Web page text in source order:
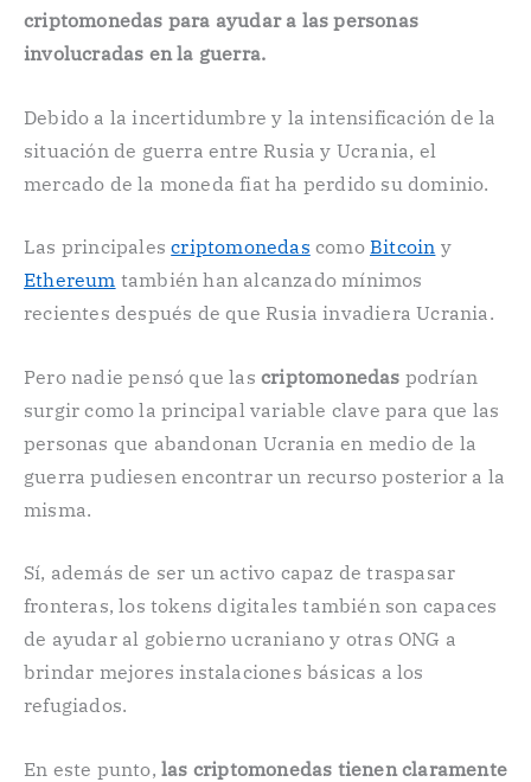
criptomonedas para ayudar a las personas
involucradas en la guerra.
Debido a la incertidumbre y la intensificación de la
situación de guerra entre Rusia y Ucrania, el
mercado de la moneda fiat ha perdido su dominio.
Las principalescriptomonedas comoBitcoin y
Ethereum también han alcanzado mínimos
recientes después de que Rusia invadiera Ucrania.
Pero nadie pensó que las criptomonedas podrían
surgir como la principal variable clave para que las
personas que abandonan Ucrania en medio de la
guerra pudiesen encontrar un recurso posterior a la
misma.
Sí, además de ser un activo capaz de traspasar
fronteras, los tokens digitales también son capaces
de ayudar al gobierno ucraniano y otras ONG a
brindar mejores instalaciones básicas a los
refugiados.
En este punto, las criptomonedas tienen claramente